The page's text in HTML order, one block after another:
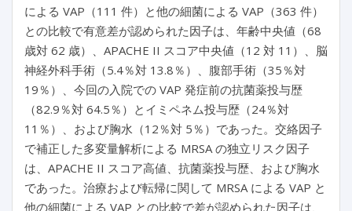
による VAP（111 件）と他の細菌による VAP（363 件）
との比較で有意差が認められた因子は、年齢中央値（68
歳対 62 歳）、APACHE II スコア中央値（12 対 11）、脳
神経外科手術（5.4％対 13.8％）、腹部手術（35％対
19％）、今回の入院での VAP 発症前の抗菌薬投与歴
（82.9％対 64.5％）とイミペネム投与歴（24％対
11％）、および胸水（12％対 5％）であった。交絡因子
で補正した多変量解析による MRSA の独立リスク因子
は、APACHE II スコア高値、抗菌薬投与歴、および胸水
であった。治療および転帰に関して MRSA による VAP と
他の細菌による VAP との比較で差が認められた因子は、